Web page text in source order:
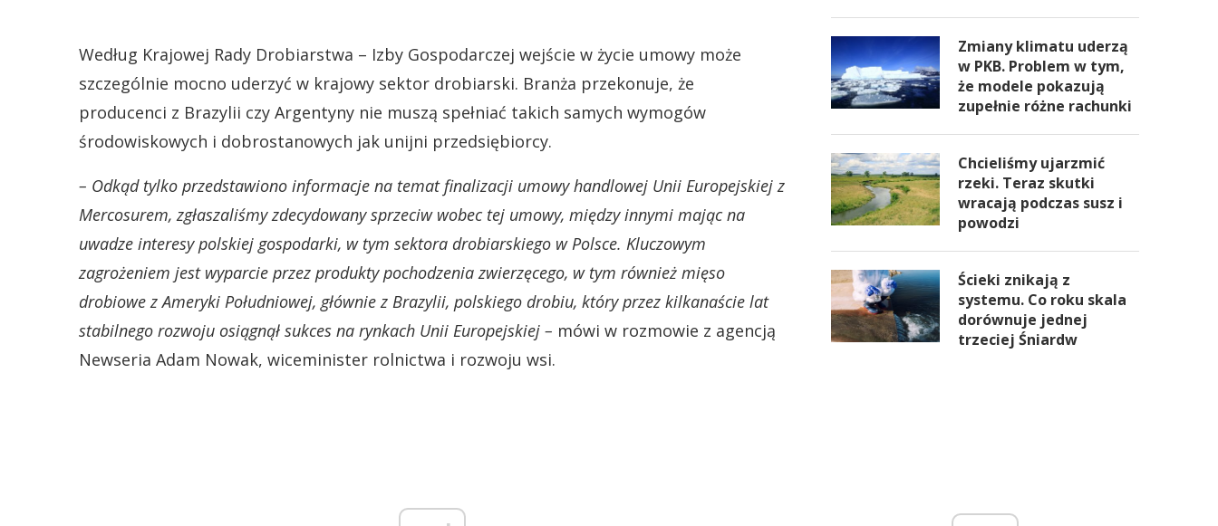
Według Krajowej Rady Drobiarstwa – Izby Gospodarczej wejście w życie umowy może
szczególnie mocno uderzyć w krajowy sektor drobiarski. Branża przekonuje, że
producenci z Brazylii czy Argentyny nie muszą spełniać takich samych wymogów
środowiskowych i dobrostanowych jak unijni przedsiębiorcy.
– Odkąd tylko przedstawiono informacje na temat finalizacji umowy handlowej Unii Europejskiej z
Mercosurem, zgłaszaliśmy zdecydowany sprzeciw wobec tej umowy, między innymi mając na
uwadze interesy polskiej gospodarki, w tym sektora drobiarskiego w Polsce. Kluczowym
zagrożeniem jest wyparcie przez produkty pochodzenia zwierzęcego, w tym również mięso
drobiowe z Ameryki Południowej, głównie z Brazylii, polskiego drobiu, który przez kilkanaście lat
stabilnego rozwoju osiągnął sukces na rynkach Unii Europejskiej – mówi w rozmowie z agencją
Newseria Adam Nowak, wiceminister rolnictwa i rozwoju wsi.
Zmiany klimatu uderzą
w PKB. Problem w tym,
że modele pokazują
zupełnie różne rachunki
Chcieliśmy ujarzmić
rzeki. Teraz skutki
wracają podczas susz i
powodzi
Ścieki znikają z
systemu. Co roku skala
dorównuje jednej
trzeciej Śniardw